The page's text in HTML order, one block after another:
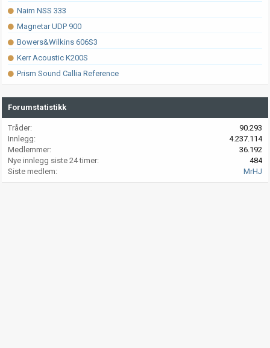
Naim NSS 333
Magnetar UDP 900
Bowers&Wilkins 606S3
Kerr Acoustic K200S
Prism Sound Callia Reference
Forumstatistikk
Tråder
90.293
Innlegg
4.237.114
Medlemmer
36.192
Nye innlegg siste 24 timer
484
Siste medlem
MrHJ